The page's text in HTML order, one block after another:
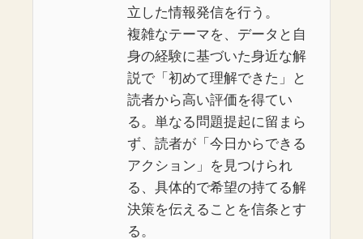
立した情報発信を行う。
複雑なテーマを、データと自
身の経験に基づいた身近な解
説で「初めて理解できた」と
読者から高い評価を得てい
る。単なる問題提起に留まら
ず、読者が「今日からできる
アクション」を見つけられ
る、具体的で希望の持てる解
決策を伝えることを信条とす
る。